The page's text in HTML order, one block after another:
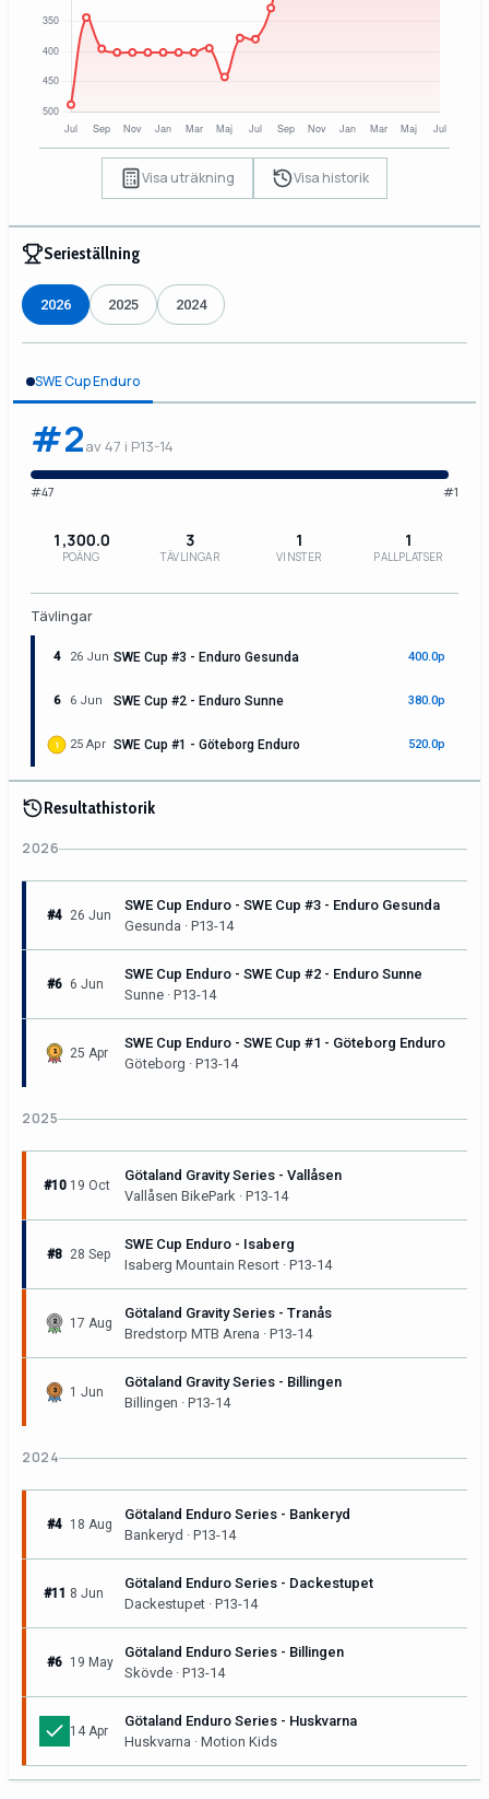
Visa uträkning Visa historik
Serieställning
2026 2025 2024
SWE Cup Enduro
#2av 47 i P13-14
#47 #1
1,300.0
POÄNG
3
TÄVLINGAR
1
VINSTER
1
PALLPLATSER
Tävlingar
4 26 Jun SWE Cup #3 - Enduro Gesunda 400.0p
6 6 Jun SWE Cup #2 - Enduro Sunne 380.0p
1 25 Apr SWE Cup #1 - Göteborg Enduro 520.0p
Resultathistorik
2026
#4 26 Jun
SWE Cup Enduro - SWE Cup #3 - Enduro Gesunda
Gesunda · P13-14
#6 6 Jun
SWE Cup Enduro - SWE Cup #2 - Enduro Sunne
Sunne · P13-14
25 Apr
SWE Cup Enduro - SWE Cup #1 - Göteborg Enduro
Göteborg · P13-14
2025
#10 19 Oct
Götaland Gravity Series - Vallåsen
Vallåsen BikePark · P13-14
#8 28 Sep
SWE Cup Enduro - Isaberg
Isaberg Mountain Resort · P13-14
17 Aug
Götaland Gravity Series - Tranås
Bredstorp MTB Arena · P13-14
1 Jun
Götaland Gravity Series - Billingen
Billingen · P13-14
2024
#4 18 Aug
Götaland Enduro Series - Bankeryd
Bankeryd · P13-14
#11 8 Jun
Götaland Enduro Series - Dackestupet
Dackestupet · P13-14
#6 19 May
Götaland Enduro Series - Billingen
Skövde · P13-14
14 Apr
Götaland Enduro Series - Huskvarna
Huskvarna · Motion Kids